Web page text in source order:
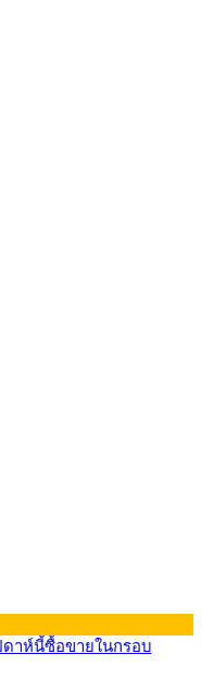
เศรษฐกิจใหม่ของไทย